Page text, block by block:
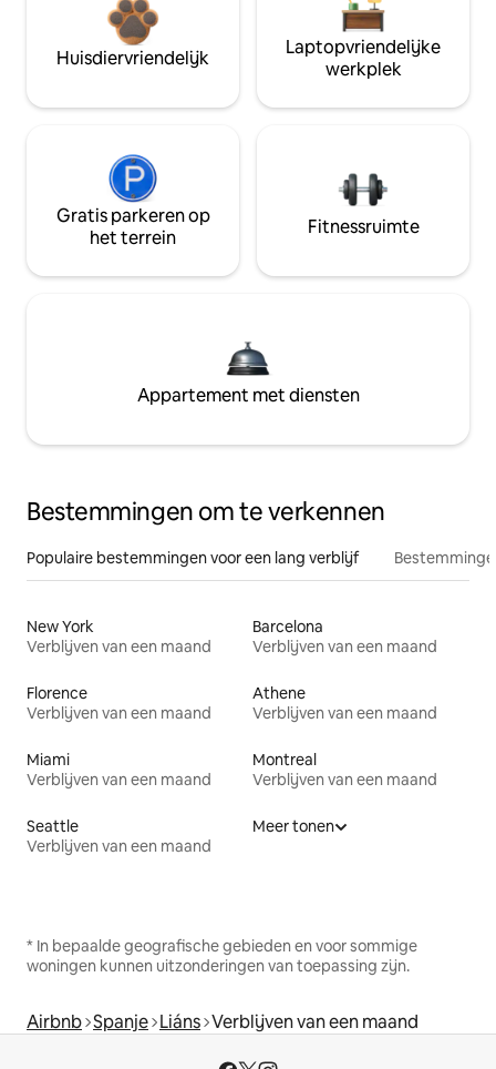
Huisdiervriendelijk
Laptopvriendelijke
werkplek
Gratis parkeren op
het terrein
Fitnessruimte
Appartement met diensten
Bestemmingen om te verkennen
Populaire bestemmingen voor een lang verblijf
New York
Verblijven van een maand
Barcelona
Verblijven van een maand
Florence
Verblijven van een maand
Athene
Verblijven van een maand
Miami
Verblijven van een maand
Montreal
Verblijven van een maand
Seattle
Verblijven van een maand
Meer tonen
* In bepaalde geografische gebieden en voor sommige
woningen kunnen uitzonderingen van toepassing zijn.
Airbnb Spanje Liáns Verblijven van een maand